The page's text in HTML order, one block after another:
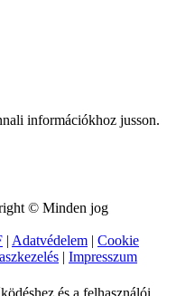
információkhoz jusson.
© Minden jog
| Adatvédelem | Cookie
| Impresszum
és a felhasználói